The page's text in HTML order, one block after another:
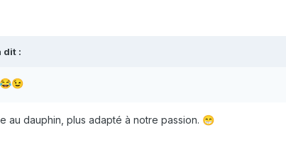
dit :
😂😉
dauphin, plus adapté à notre passion. 😁